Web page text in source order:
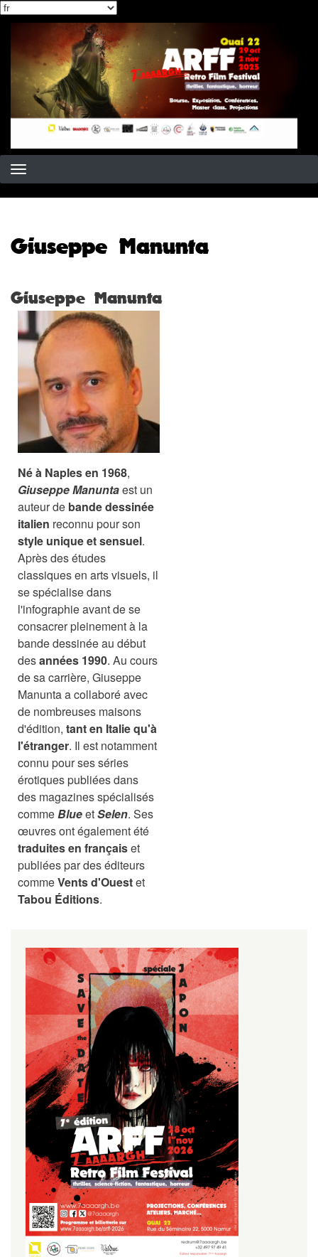
au
contenu
principal
Select
your
Giuseppe Manunta
Giuseppe Manunta
Né à Naples en 1968,
Giuseppe Manuntaest un
auteur de bande dessinée
italien reconnu pour son
style unique et sensuel.
Après des études
classiques en arts visuels, il
se spécialise dans
l'infographie avant de se
consacrer pleinement à la
bande dessinée au début
desannées 1990. Au cours
de sa carrière, Giuseppe
Manunta a collaboré avec
de nombreuses maisons
d'édition, tant en Italie qu'à
l'étranger. Il est notamment
connu pour ses séries
érotiques publiées dans
des magazines spécialisés
commeBlueetSelen. Ses
œuvres ont également été
traduites en françaiset
publiées par des éditeurs
commeVents d'Ouestet
Tabou Éditions.